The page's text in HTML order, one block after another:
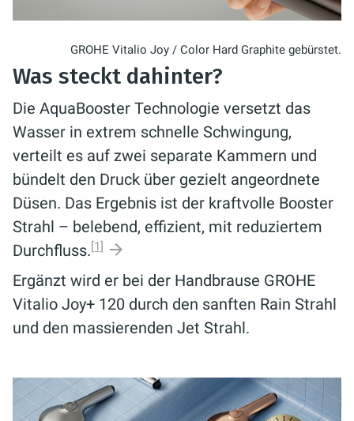
GROHE Vitalio Joy / Color Hard Graphite gebürstet.
Was steckt dahinter?
Die AquaBooster Technologie versetzt das
Wasser in extrem schnelle Schwingung,
verteilt es auf zwei separate Kammern und
bündelt den Druck über gezielt angeordnete
Düsen. Das Ergebnis ist der kraftvolle Booster
Strahl – belebend, effizient, mit reduziertem
Durchfluss.[1]
Ergänzt wird er bei der Handbrause GROHE
Vitalio Joy+ 120 durch den sanften Rain Strahl
und den massierenden Jet Strahl.